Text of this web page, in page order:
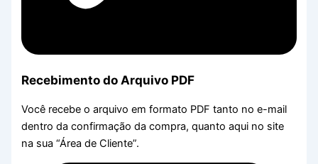
Recebimento do Arquivo PDF
Você recebe o arquivo em formato PDF tanto no e-mail
dentro da confirmação da compra, quanto aqui no site
na sua “Área de Cliente”.